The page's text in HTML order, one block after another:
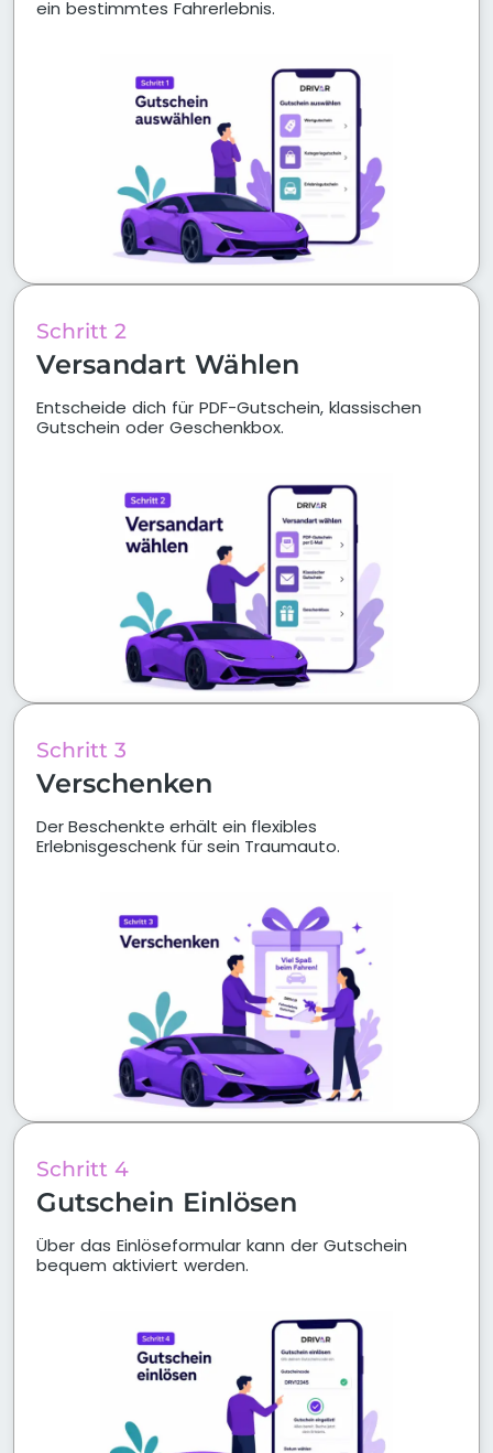
ein bestimmtes Fahrerlebnis.
Schritt 2
Versandart Wählen
Entscheide dich für PDF-Gutschein, klassischen
Gutschein oder Geschenkbox.
Schritt 3
Verschenken
Der Beschenkte erhält ein flexibles
Erlebnisgeschenk für sein Traumauto.
Schritt 4
Gutschein Einlösen
Über das Einlöseformular kann der Gutschein
bequem aktiviert werden.